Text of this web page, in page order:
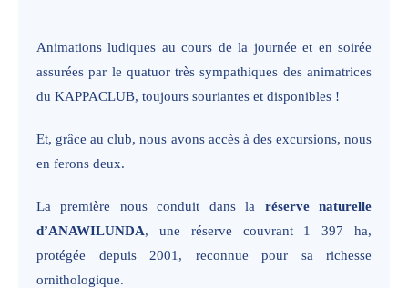
Animations ludiques au cours de la journée et en soirée
assurées par le quatuor très sympathiques des animatrices
du KAPPACLUB, toujours souriantes et disponibles !
Et, grâce au club, nous avons accès à des excursions, nous
en ferons deux.
La première nous conduit dans la réserve naturelle
d’ANAWILUNDA, une réserve couvrant 1 397 ha,
protégée depuis 2001, reconnue pour sa richesse
ornithologique.